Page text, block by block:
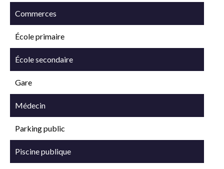
Commerces
École primaire
École secondaire
Gare
Médecin
Parking public
Piscine publique